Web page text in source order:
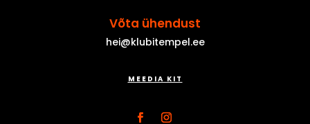
Võta ühendust
hei@klubitempel.ee
MEEDIA KIT